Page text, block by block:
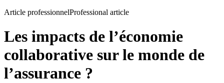
Article professionnelProfessional article
Les impacts de l’économie
collaborative sur le monde de
l’assurance ?